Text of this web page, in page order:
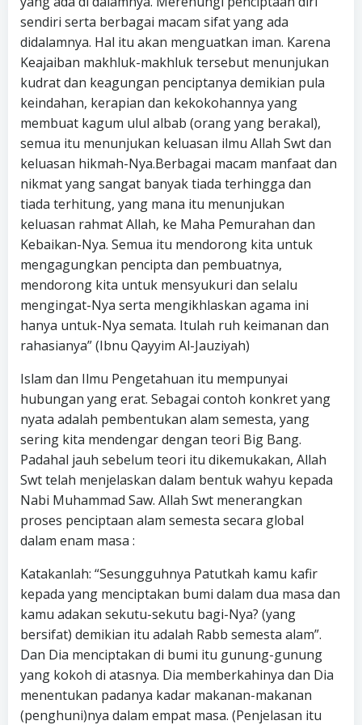
sendiri serta berbagai macam sifat yang ada
didalamnya. Hal itu akan menguatkan iman. Karena
Keajaiban makhluk-makhluk tersebut menunjukan
kudrat dan keagungan penciptanya demikian pula
keindahan, kerapian dan kekokohannya yang
membuat kagum ulul albab (orang yang berakal),
semua itu menunjukan keluasan ilmu Allah Swt dan
keluasan hikmah-Nya.Berbagai macam manfaat dan
nikmat yang sangat banyak tiada terhingga dan
tiada terhitung, yang mana itu menunjukan
keluasan rahmat Allah, ke Maha Pemurahan dan
Kebaikan-Nya. Semua itu mendorong kita untuk
mengagungkan pencipta dan pembuatnya,
mendorong kita untuk mensyukuri dan selalu
mengingat-Nya serta mengikhlaskan agama ini
hanya untuk-Nya semata. Itulah ruh keimanan dan
rahasianya” (Ibnu Qayyim Al-Jauziyah)
Islam dan Ilmu Pengetahuan itu mempunyai
hubungan yang erat. Sebagai contoh konkret yang
nyata adalah pembentukan alam semesta, yang
sering kita mendengar dengan teori Big Bang.
Padahal jauh sebelum teori itu dikemukakan, Allah
Swt telah menjelaskan dalam bentuk wahyu kepada
Nabi Muhammad Saw. Allah Swt menerangkan
proses penciptaan alam semesta secara global
dalam enam masa :
Katakanlah: “Sesungguhnya Patutkah kamu kafir
kepada yang menciptakan bumi dalam dua masa dan
kamu adakan sekutu-sekutu bagi-Nya? (yang
bersifat) demikian itu adalah Rabb semesta alam”.
Dan Dia menciptakan di bumi itu gunung-gunung
yang kokoh di atasnya. Dia memberkahinya dan Dia
menentukan padanya kadar makanan-makanan
(penghuni)nya dalam empat masa. (Penjelasan itu